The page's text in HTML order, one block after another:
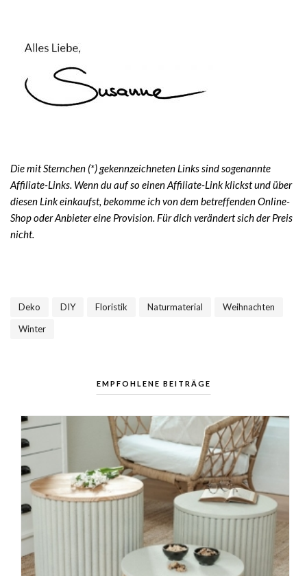
Die mit Sternchen (*) gekennzeichneten Links sind sogenannte
Affiliate-Links. Wenn du auf so einen Affiliate-Link klickst und über
diesen Link einkaufst, bekomme ich von dem betreffenden Online-
Shop oder Anbieter eine Provision. Für dich verändert sich der Preis
nicht.
Deko DIY Floristik Naturmaterial Weihnachten
Winter
EMPFOHLENE BEITRÄGE